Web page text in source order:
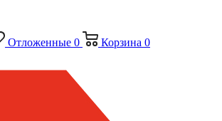
Отложенные 0 Корзина 0